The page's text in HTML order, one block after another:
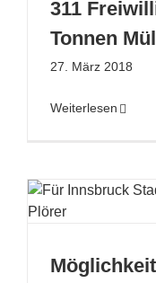
311
Tonnen
27. März 2018
Weiterlesen